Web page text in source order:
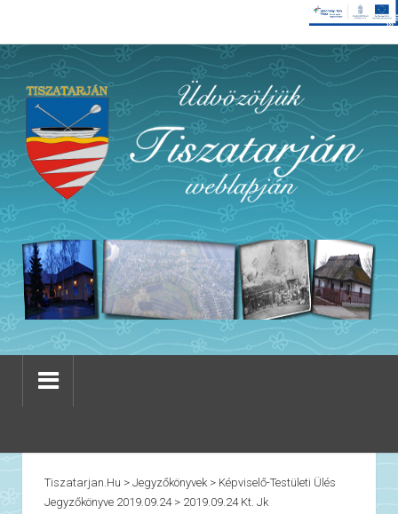
Tiszatarjan.hu > Jegyzőkönyvek> Képviselő-Testületi Ülés
Jegyzőkönyve 2019.09.24> 2019.09.24 Kt. Jk